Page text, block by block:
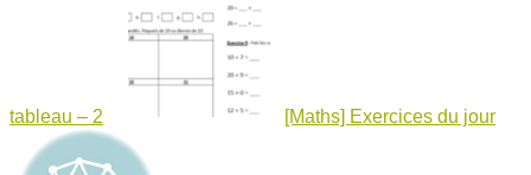
tableau – 2 [Maths] Exercices du jour